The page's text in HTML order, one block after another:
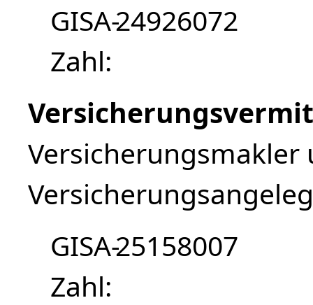
GISA-
Zahl
24926072
Versicherungsmakler
GISA-
Zahl
25158007